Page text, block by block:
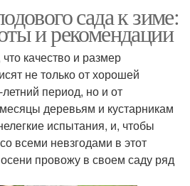
сада к зиме:
и рекомендации
качество и размер
не только от хорошей
период, но и от
деревьям и кустарникам
испытания, и, чтобы
всеми невзгодами в этот
провожу в своем саду ряд